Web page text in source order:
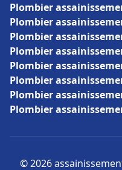
Plombier
Plombier
Plombier
Plombier
Plombier
Plombier
Plombier
Plombier
© 2026